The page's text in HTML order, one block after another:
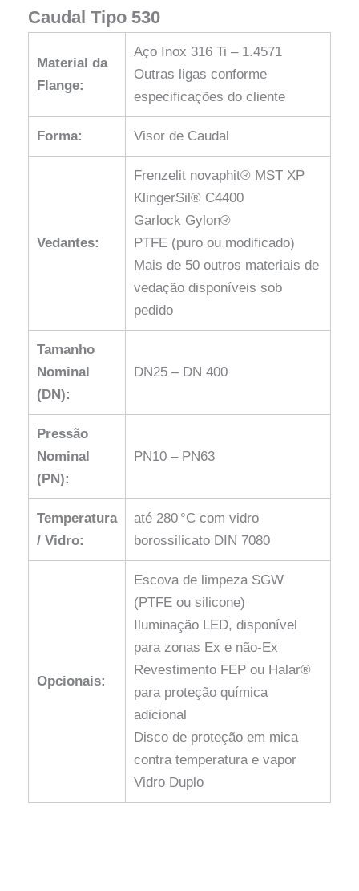
Caudal Tipo 530
Material da
Flange:
Aço Inox 316 Ti – 1.4571
Outras ligas conforme
especificações do cliente
Forma: Visor de Caudal
Vedantes:
Frenzelit novaphit® MST XP
KlingerSil® C4400
Garlock Gylon®
PTFE (puro ou modificado)
Mais de 50 outros materiais de
vedação disponíveis sob
pedido
Tamanho
Nominal
(DN):
DN25 – DN 400
Pressão
Nominal
(PN):
PN10 – PN63
Temperatura
/ Vidro:
até 280 °C com vidro
borossilicato DIN 7080
Opcionais:
Escova de limpeza SGW
(PTFE ou silicone)
Iluminação LED, disponível
para zonas Ex e não-Ex
Revestimento FEP ou Halar®
para proteção química
adicional
Disco de proteção em mica
contra temperatura e vapor
Vidro Duplo